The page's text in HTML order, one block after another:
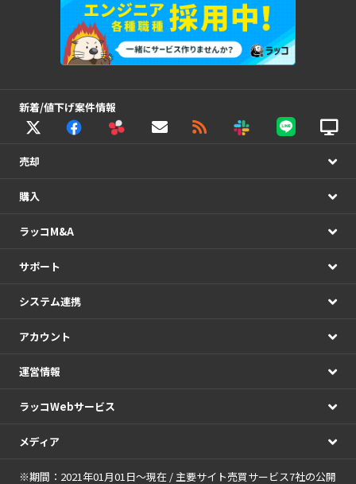
新着/値下げ案件情報
売却
購入
ラッコM&A
サポート
システム連携
アカウント
運営情報
ラッコWebサービス
メディア
※期間：2021年01月01日～現在 / 主要サイト売買サービス7社の公開